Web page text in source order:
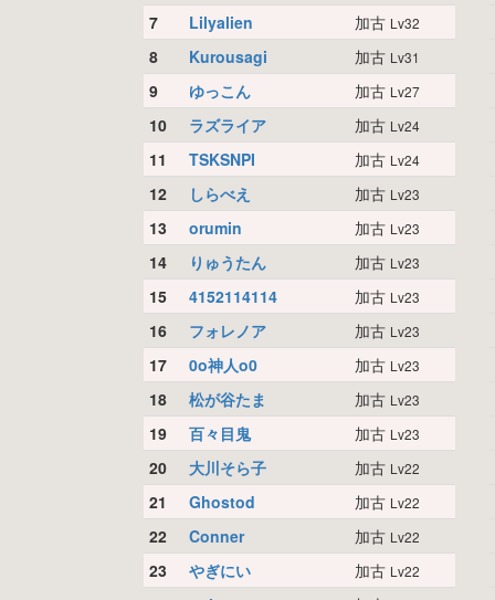
7 Lilyalien 加古 Lv32
8 Kurousagi 加古 Lv31
9 ゆっこん 加古 Lv27
10 ラズライア 加古 Lv24
11 TSKSNPI 加古 Lv24
12 しらべえ 加古 Lv23
13 orumin 加古 Lv23
14 りゅうたん 加古 Lv23
15 4152114114 加古 Lv23
16 フォレノア 加古 Lv23
17 0o神人o0 加古 Lv23
18 松が谷たま 加古 Lv23
19 百々目鬼 加古 Lv23
20 大川そら子 加古 Lv22
21 Ghostod 加古 Lv22
22 Conner 加古 Lv22
23 やぎにい 加古 Lv22